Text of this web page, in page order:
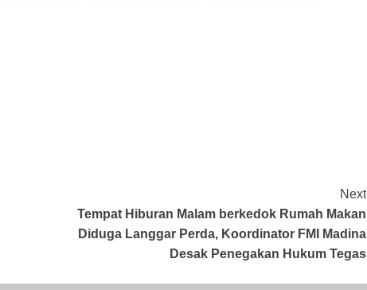
Next
Tempat Hiburan Malam berkedok Rumah Makan
Diduga Langgar Perda, Koordinator FMI Madina
Desak Penegakan Hukum Tegas